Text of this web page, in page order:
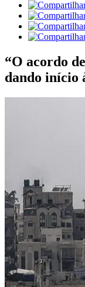
“O acordo
dando início